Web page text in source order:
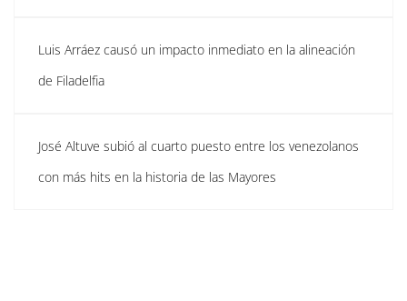
Luis Arráez causó un impacto inmediato en la alineación
de Filadelfia
José Altuve subió al cuarto puesto entre los venezolanos
con más hits en la historia de las Mayores